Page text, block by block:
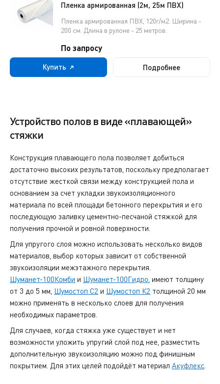
Пленка армированная (2м, 25м ПВХ)
Пленка армированная ПВХ, 120г/м2. Ширина -
200 см. Длина в рулоне - 25 метров.
По запросу
Купить Подробнее
Устройство полов в виде «плавающей»
стяжки
Конструкция плавающего пола позволяет добиться
достаточно высоких результатов, поскольку предполагает
отсутствие жесткой связи между конструкцией пола и
основанием за счет укладки звукоизоляционного
материала по всей площади бетонного перекрытия и его
последующую заливку цементно-песчаной стяжкой для
получения прочной и ровной поверхности.
Для упругого слоя можно использовать несколько видов
материалов, выбор которых зависит от собственной
звукоизоляции межэтажного перекрытия.
Шуманет-100Комби и Шуманет-100Гидро , имеют толщину
от 3 до 5 мм, Шумостоп С2 и Шумостоп К2 толщиной 20 мм
можно применять в несколько слоев для получения
необходимых параметров.
Для случаев, когда стяжка уже существует и нет
возможности уложить упругий слой под нее, разместить
дополнительную звукоизоляцию можно под финишным
покрытием. Для этих целей подойдёт материал Акуфлекс